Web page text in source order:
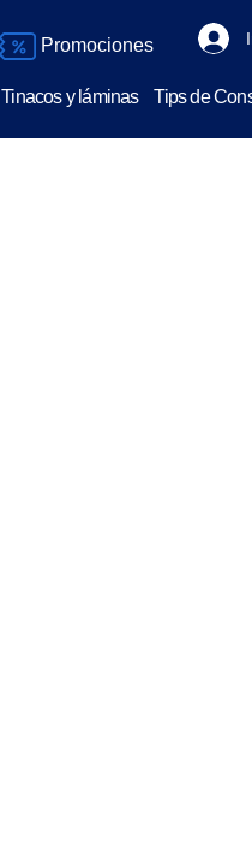
Tinacos y láminas Tips de
Promociones